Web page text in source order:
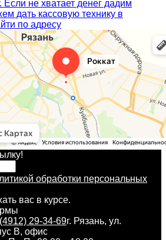
Если не хватает денег дадим
дать кассовую технику в
по адресу
обработки персональных
вас в курсе.
29-34-69г. Рязань, ул.
B, офис